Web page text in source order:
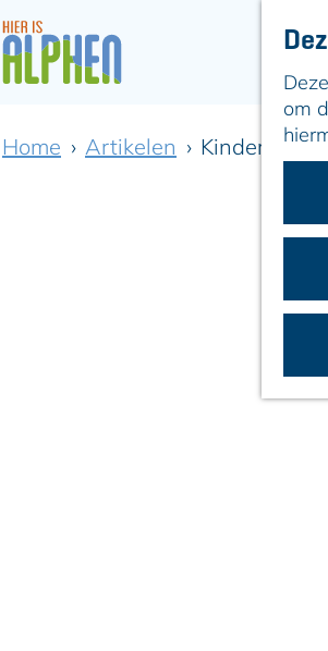
om
n
Home Artikelen Kinderfilms,